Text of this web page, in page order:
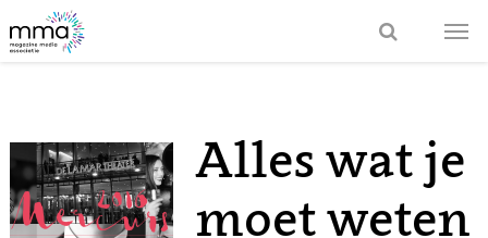
Alles wat je
moet weten